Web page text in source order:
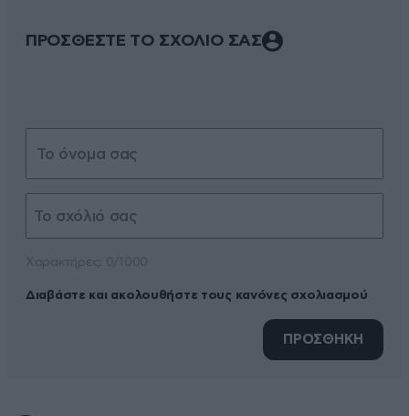
ΠΡΟΣΘΕΣΤΕ ΤΟ ΣΧΟΛΙΟ ΣΑΣ
Διαβάστε και ακολουθήστε τους κανόνες σχολιασμού
ΠΡΟΣΘΗΚΗ